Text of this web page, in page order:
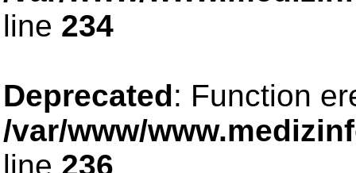
line 234
Deprecated: Function
/var/www/
line 236